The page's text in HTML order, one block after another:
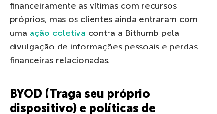
financeiramente as vítimas com recursos
próprios, mas os clientes ainda entraram com
uma ação coletiva contra a Bithumb pela
divulgação de informações pessoais e perdas
financeiras relacionadas.
BYOD (Traga seu próprio
dispositivo) e políticas de